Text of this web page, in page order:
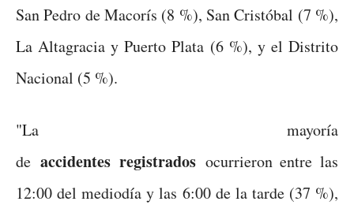
San Pedro de Macorís (8 %), San Cristóbal (7 %),
La Altagracia y Puerto Plata (6 %), y el Distrito
Nacional (5 %).
"La mayoría
de accidentes registrados ocurrieron entre las
12:00 del mediodía y las 6:00 de la tarde (37 %),